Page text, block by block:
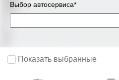
Новосибирск
Орёл
Выбор автосервиса*
Показать выбранные